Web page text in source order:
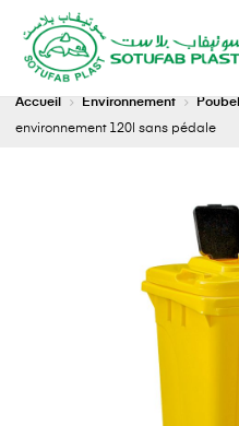
Accueil Environnement
environnement 120l sans pédale